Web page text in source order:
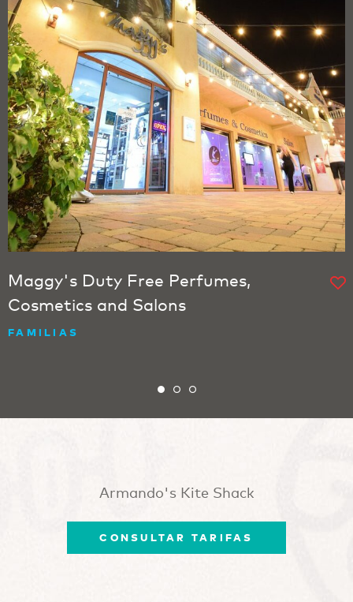
Maggy's Duty Free Perfumes,
Cosmetics and Salons
FAMILIAS
Armando's Kite Shack
CONSULTAR TARIFAS